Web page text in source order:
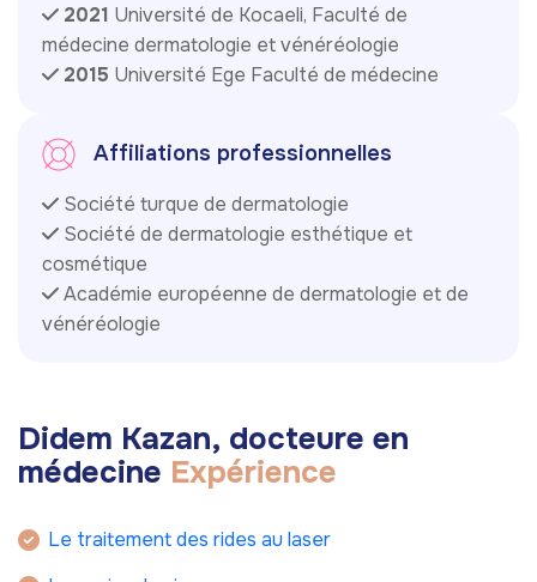
2021 Université de Kocaeli, Faculté de
médecine dermatologie et vénéréologie
2015 Université Ege Faculté de médecine
Affiliations professionnelles
Société turque de dermatologie
Société de dermatologie esthétique et
cosmétique
Académie européenne de dermatologie et de
vénéréologie
Didem Kazan, docteure en
médecine Expérience
Le traitement des rides au laser